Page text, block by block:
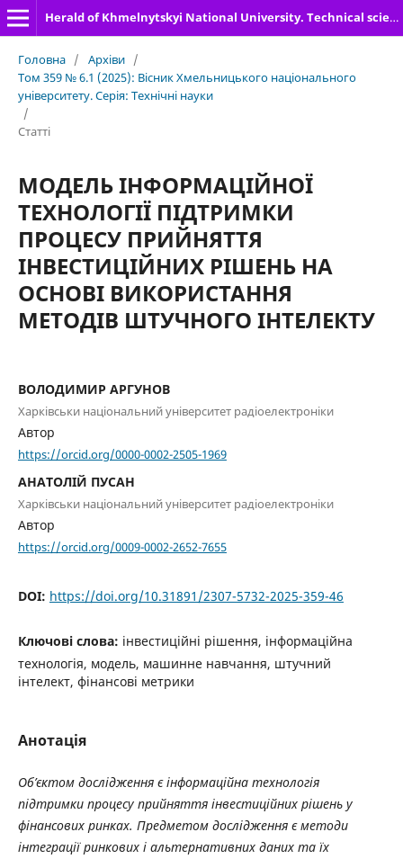
Herald of Khmelnytskyi National University. Technical sciences
Головна / Архіви /
Том 359 № 6.1 (2025): Вісник Хмельницького національного
університету. Серія: Технічні науки
/
Статті
МОДЕЛЬ ІНФОРМАЦІЙНОЇ
ТЕХНОЛОГІЇ ПІДТРИМКИ
ПРОЦЕСУ ПРИЙНЯТТЯ
ІНВЕСТИЦІЙНИХ РІШЕНЬ НА
ОСНОВІ ВИКОРИСТАННЯ
МЕТОДІВ ШТУЧНОГО ІНТЕЛЕКТУ
ВОЛОДИМИР АРГУНОВ
Харківськи національний університет радіоелектроніки
Автор
https://orcid.org/0000-0002-2505-1969
АНАТОЛІЙ ПУСАН
Харківськи національний університет радіоелектроніки
Автор
https://orcid.org/0009-0002-2652-7655
DOI: https://doi.org/10.31891/2307-5732-2025-359-46
Ключові слова: інвестиційні рішення, інформаційна
технологія, модель, машинне навчання, штучний
інтелект, фінансові метрики
Анотація
Об’єктом дослідження є інформаційна технологія
підтримки процесу прийняття інвестиційних рішень у
фінансових ринках. Предметом дослідження є методи
інтеграції ринкових і альтернативних даних та їх